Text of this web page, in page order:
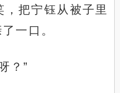
，把宁钰从被子里
一口。
？”